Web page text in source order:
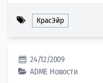
КрасЭйр
24/12/2009
ADME Новости